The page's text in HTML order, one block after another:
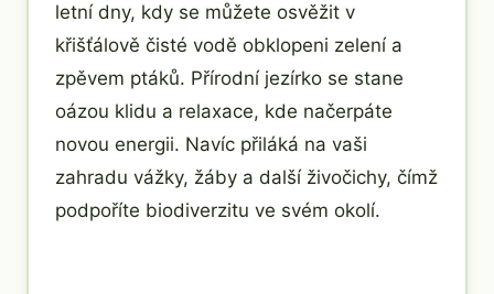
letní dny, kdy se můžete osvěžit v
křišťálově čisté vodě obklopeni zelení a
zpěvem ptáků. Přírodní jezírko se stane
oázou klidu a relaxace, kde načerpáte
novou energii. Navíc přiláká na vaši
zahradu vážky, žáby a další živočichy, čímž
podpoříte biodiverzitu ve svém okolí.